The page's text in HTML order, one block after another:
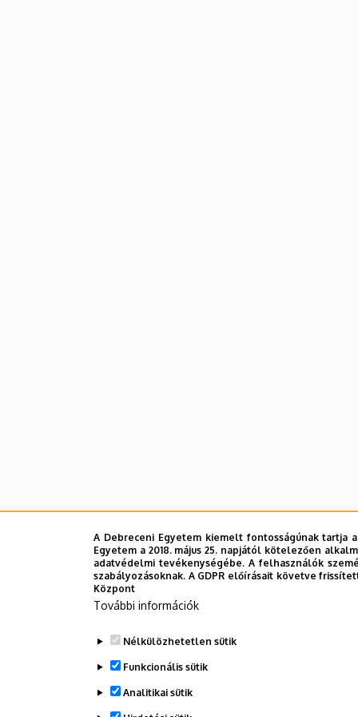
A Debreceni Egyetem kiemelt fontosságúnak
Egyetem a 2018. május 25. napjától kötelezően
adatvédelmi tevékenységébe. A felhasználók
szabályozásoknak. A GDPR előírásait követve
Központ
További információk
Nélkülözhetetlen sütik
Funkcionális sütik
Analitikai sütik